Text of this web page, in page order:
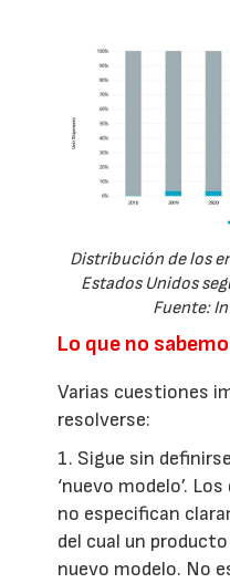
Distribución de los
Estados Unidos
Fuente:
Lo que no
Varias cuestiones
resolverse:
1. Sigue sin
‘nuevo modelo’.
no especifican
del cual un
nuevo modelo. No